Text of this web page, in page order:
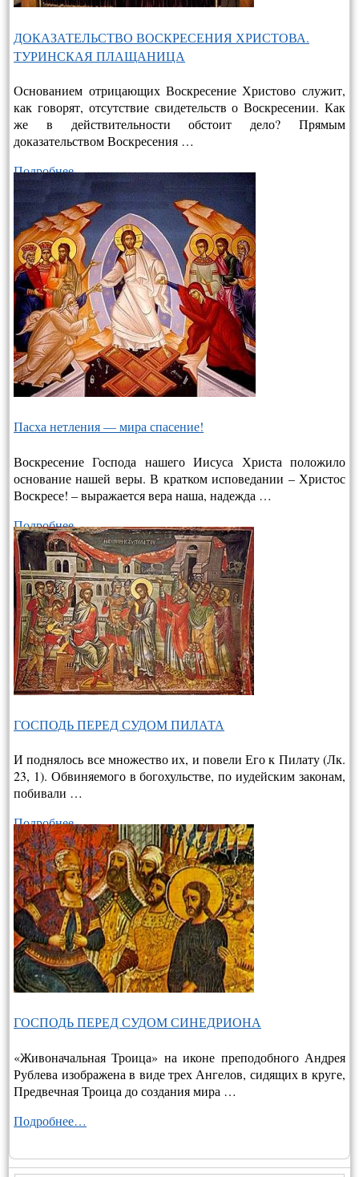
ДОКАЗАТЕЛЬСТВО ВОСКРЕСЕНИЯ ХРИСТОВА.
ТУРИНСКАЯ ПЛАЩАНИЦА
Основанием отрицающих Воскресение Христово служит,
как говорят, отсутствие свидетельств о Воскресении. Как
же в действительно­сти обстоит дело? Прямым
доказательством Воскресения …
Подробнее…
Пасха нетления — мира спасение!
Воскресение Господа нашего Иисуса Христа положило
основание нашей веры. В кратком исповедании – Христос
Воскресе! – выража­ется вера наша, надежда …
Подробнее…
ГОСПОДЬ ПЕРЕД СУДОМ ПИЛАТА
И поднялось все множество их, и повели Его к Пилату (Лк.
23, 1). Обвиняемого в богохульстве, по иудейским законам,
побивали …
Подробнее…
ГОСПОДЬ ПЕРЕД СУДОМ СИНЕДРИОНА
«Живоначальная Троица» на иконе преподобного Андрея
Рублева изображена в виде трех Ангелов, сидящих в круге,
Предвечная Троица до создания мира …
Подробнее…